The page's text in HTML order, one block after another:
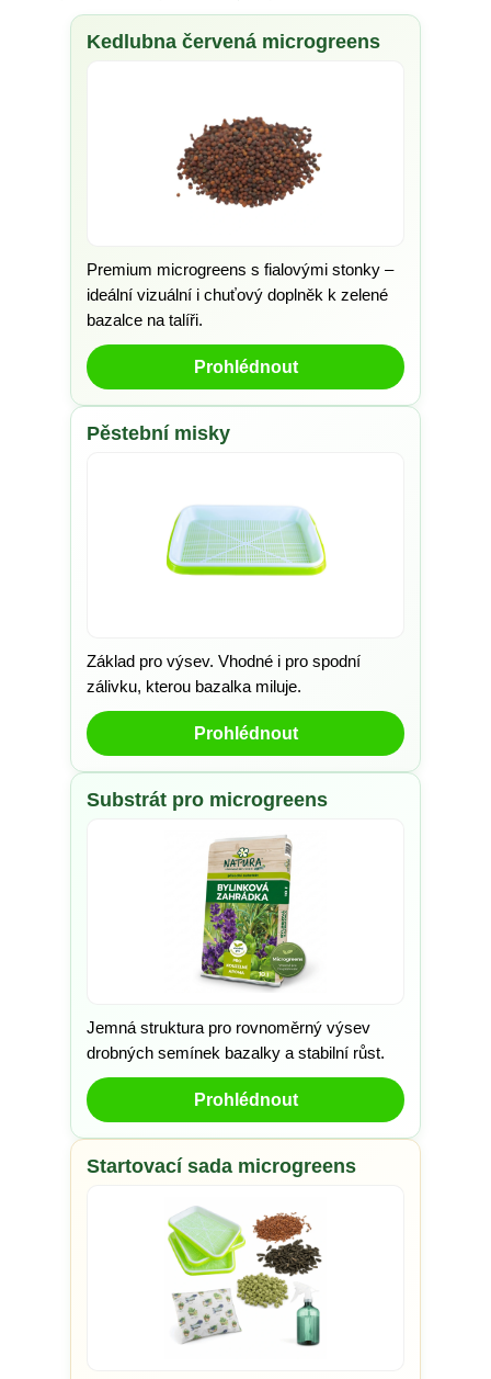
Kedlubna červená microgreens
Premium microgreens s fialovými stonky –
ideální vizuální i chuťový doplněk k zelené
bazalce na talíři.
Prohlédnout
Pěstební misky
Základ pro výsev. Vhodné i pro spodní
zálivku, kterou bazalka miluje.
Prohlédnout
Substrát pro microgreens
Jemná struktura pro rovnoměrný výsev
drobných semínek bazalky a stabilní růst.
Prohlédnout
Startovací sada microgreens